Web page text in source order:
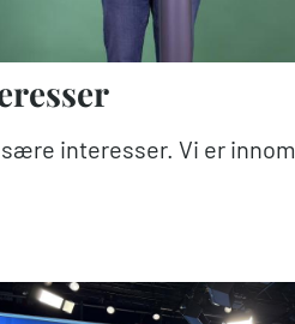
interesser. Vi er